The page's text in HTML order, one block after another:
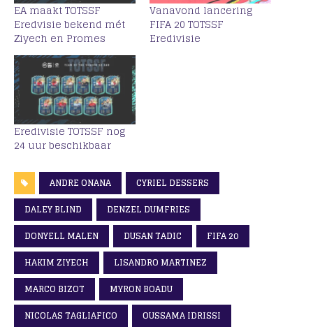
EA maakt TOTSSF
Eredvisie bekend mét
Ziyech en Promes
Vanavond lancering
FIFA 20 TOTSSF
Eredivisie
Eredivisie TOTSSF nog
24 uur beschikbaar
ANDRE ONANA
CYRIEL DESSERS
DALEY BLIND
DENZEL DUMFRIES
DONYELL MALEN
DUSAN TADIC
FIFA 20
HAKIM ZIYECH
LISANDRO MARTINEZ
MARCO BIZOT
MYRON BOADU
NICOLAS TAGLIAFICO
OUSSAMA IDRISSI